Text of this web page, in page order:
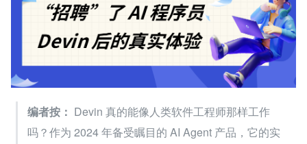
编者按： Devin 真的能像人类软件工程师那样工作
吗？作为 2024 年备受瞩目的 AI Agent 产品，它的实